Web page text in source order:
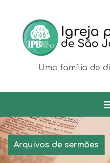
Uma família de
Arquivos de sermões